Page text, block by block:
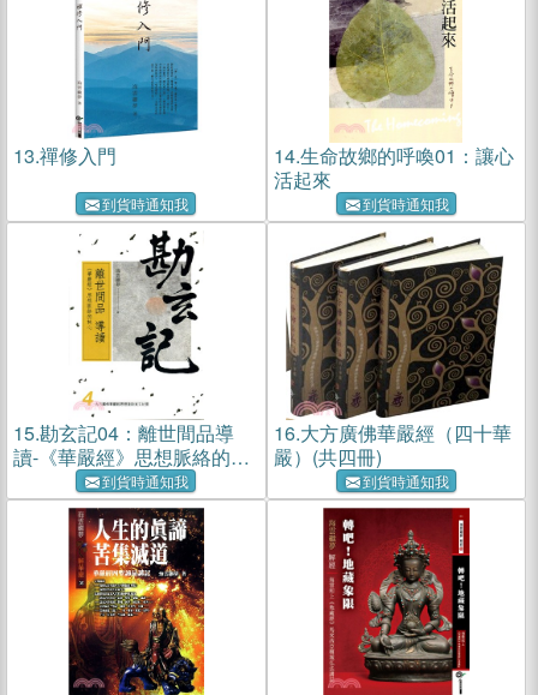
13.禪修入門
到貨時通知我
14.生命故鄉的呼喚01：讓心
活起來
到貨時通知我
15.勘玄記04：離世間品導
讀-《華嚴經》思想脈絡的核
到貨時通知我
16.大方廣佛華嚴經（四十華
嚴）(共四冊)
到貨時通知我